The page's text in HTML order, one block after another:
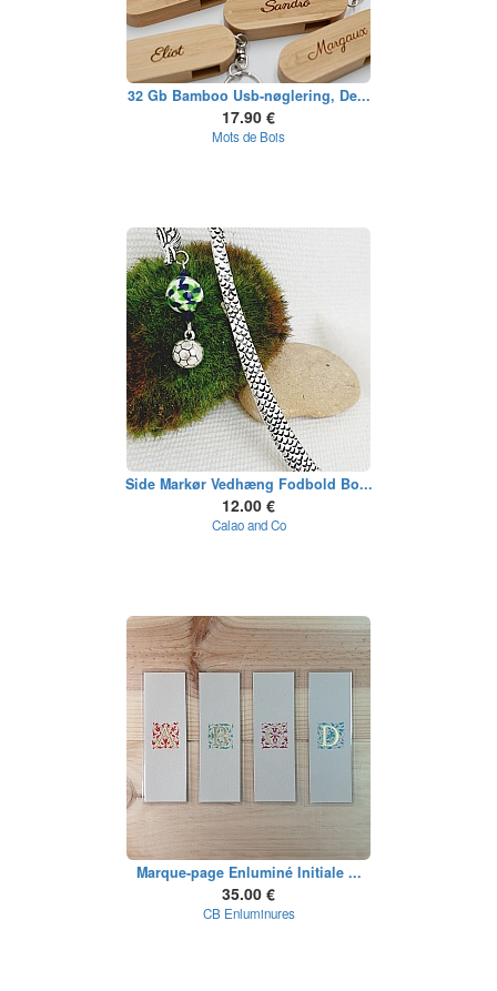
32 Gb Bamboo Usb-nøglering, De...
17.90 €
Mots de Bois
Side Markør Vedhæng Fodbold Bo...
12.00 €
Calao and Co
Marque-page Enluminé Initiale ...
35.00 €
CB Enluminures